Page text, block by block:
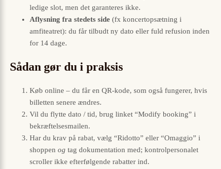
ledige slot, men det garanteres ikke.
Aflysning fra stedets side (fx koncertopsætning i
amfiteatret): du får tilbudt ny dato eller fuld refusion inden
for 14 dage.
Sådan gør du i praksis
Køb online – du får en QR-kode, som også fungerer, hvis
billetten senere ændres.
Vil du flytte dato / tid, brug linket “Modify booking” i
bekræftelses­mailen.
Har du krav på rabat, vælg “Ridotto” eller “Omaggio” i
shoppen og tag dokumentation med; kontrol­personalet
scroller ikke efterfølgende rabatter ind.